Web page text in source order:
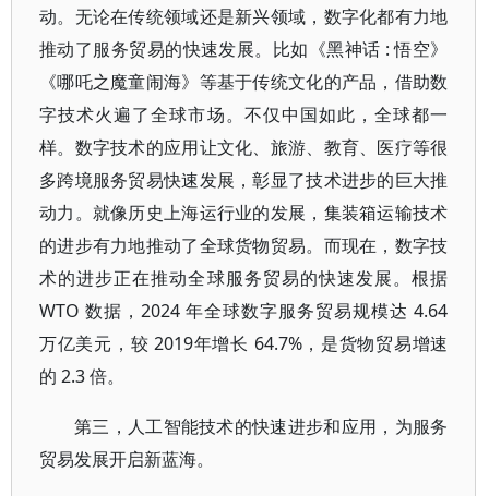
动。无论在传统领域还是新兴领域，数字化都有力地
推动了服务贸易的快速发展。比如《黑神话 : 悟空》
《哪吒之魔童闹海》等基于传统文化的产品，借助数
字技术火遍了全球市场。不仅中国如此，全球都一
样。数字技术的应用让文化、旅游、教育、医疗等很
多跨境服务贸易快速发展，彰显了技术进步的巨大推
动力。就像历史上海运行业的发展，集装箱运输技术
的进步有力地推动了全球货物贸易。而现在，数字技
术的进步正在推动全球服务贸易的快速发展。根据
WTO 数据，2024 年全球数字服务贸易规模达 4.64
万亿美元，较 2019年增长 64.7%，是货物贸易增速
的 2.3 倍。
第三，人工智能技术的快速进步和应用，为服务
贸易发展开启新蓝海。